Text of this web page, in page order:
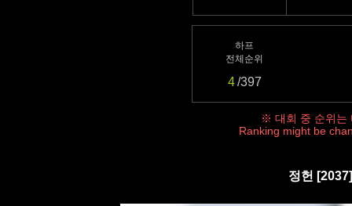
하프
전체순위
4/397
※ 대회 중 순위는
Ranking might be
정헌